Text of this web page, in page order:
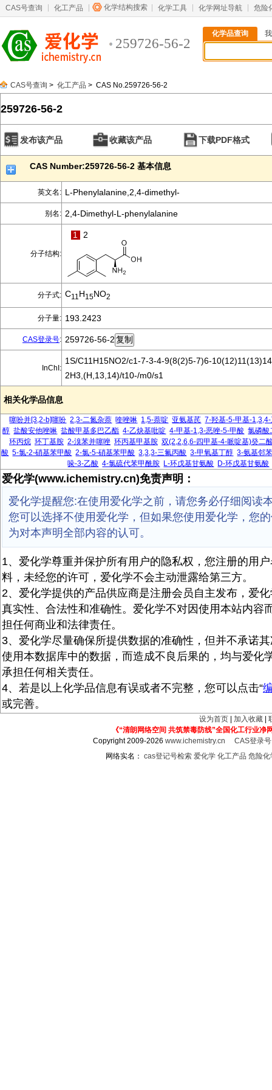
CAS号查询 化工产品 化学结构搜索 化学工具 化学网址导航 危险
259726-56-2
化学品查询
CAS号查询 > 化工产品 > CAS No.259726-56-2
259726-56-2
发布该产品 收藏该产品 下载PDF格式
CAS Number:259726-56-2 基本信息
英文名: L-Phenylalanine,2,4-dimethyl-
别名: 2,4-Dimethyl-L-phenylalanine
分子结构:
1 2
分子式: C11 H15NO2
分子量: 193.2423
CAS登录号: 259726-56-2
InChI:
1S/C11H15NO2/c1-7-3-4-9(8(2)5-7)6-
2H3,(H,13,14)/t10-/m0/s1
相关化学品信息
噻吩并[3,2-b]噻吩 2,3-二氮杂萘 喹唑啉 1,5-萘啶 亚氨基芪 7-羟基-5-甲基-
醇 盐酸安他唑啉 盐酸甲基多巴乙酯 4-乙炔基吡啶 4-甲基-1,3-恶唑-5-甲酸 氯磷酸
环丙烷 环丁基胺 2-溴苯并噻唑 环丙基甲基胺 双(2,2,6,6-四甲基-4-哌啶基)癸二
酸 5-氯-2-硝基苯甲酸 2-氯-5-硝基苯甲酸 3,3,3-三氟丙酸 3-甲氧基丁醇 3-氨基邻
哚-3-乙酸 4-氯硫代苯甲酰胺 L-环戊基甘氨酸 D-环戊基甘氨酸
爱化学(www.ichemistry.cn)免责声明：
爱化学提醒您:在使用爱化学之前，请您务必仔细阅读
您可以选择不使用爱化学，但如果您使用爱化学，您
为对本声明全部内容的认可。
1、爱化学尊重并保护所有用户的隐私权，您注册的用
料，未经您的许可，爱化学不会主动泄露给第三方。
2、爱化学提供的产品供应商是注册会员自主发布，爱
真实性、合法性和准确性。爱化学不对因使用本站内容
担任何商业和法律责任。
3、爱化学尽量确保所提供数据的准确性，但并不承诺
使用本数据库中的数据，而造成不良后果的，均与爱化
承担任何相关责任。
4、若是以上化学品信息有误或者不完整，您可以点击“
或完善。
设为首页 加入收藏
《“清朗网络空间 共筑禁毒防线”全国化工行业净
Copyright 2009-2026www.ichemistry.cn
CAS登录
网络实名： cas登记号检索 爱化学 化工产品 危险化